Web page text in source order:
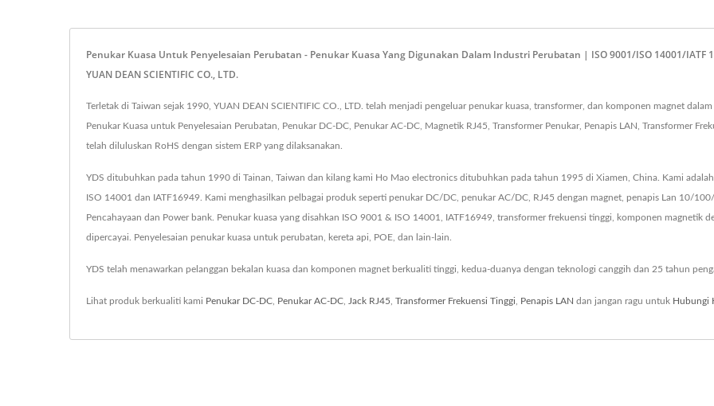
Penukar Kuasa Untuk Penyelesaian Perubatan - Penukar Kuasa Yang Digunakan Dalam Industri Perubatan | ISO 9001/ISO 14001/
YUAN DEAN SCIENTIFIC CO., LTD.
Terletak di Taiwan sejak 1990, YUAN DEAN SCIENTIFIC CO., LTD. telah menjadi pengeluar penukar kuasa, transformer, dan komponen magnet
Penukar Kuasa untuk Penyelesaian Perubatan, Penukar DC-DC, Penukar AC-DC, Magnetik RJ45, Transformer Penukar, Penapis LAN, Transformer
telah diluluskan RoHS dengan sistem ERP yang dilaksanakan.
YDS ditubuhkan pada tahun 1990 di Tainan, Taiwan dan kilang kami Ho Mao electronics ditubuhkan pada tahun 1995 di Xiamen, China. Kami
ISO 14001 dan IATF16949. Kami menghasilkan pelbagai produk seperti penukar DC/DC, penukar AC/DC, RJ45 dengan magnet, penapis Lan 10/
Pencahayaan dan Power bank. Penukar kuasa yang disahkan ISO 9001 & ISO 14001, IATF16949, transformer frekuensi tinggi, komponen magnetik
dipercayai. Penyelesaian penukar kuasa untuk perubatan, kereta api, POE, dan lain-lain.
YDS telah menawarkan pelanggan bekalan kuasa dan komponen magnet berkualiti tinggi, kedua-duanya dengan teknologi canggih dan 25 tahun
Lihat produk berkualiti kami Penukar DC-DC Penukar AC-DC Jack RJ45 Transformer Frekuensi Tinggi Penapis LAN dan jangan ragu untuk Hubungi